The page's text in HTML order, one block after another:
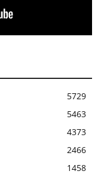
5729
5463
4373
2466
1458